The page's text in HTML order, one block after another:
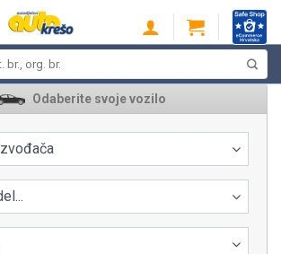
Odaberite svoje vozilo